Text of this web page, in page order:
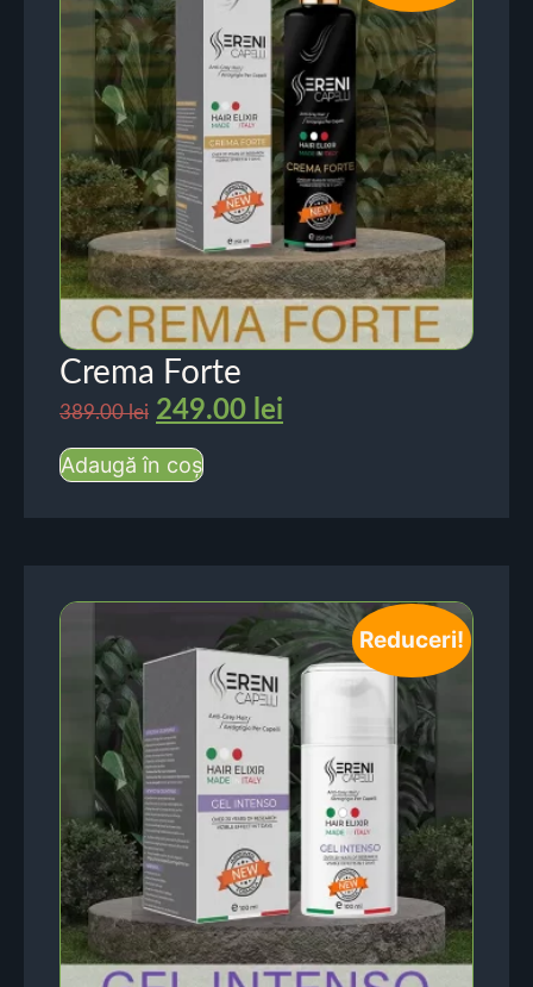
Crema Forte
389.00lei 249.00 lei
Adaugă în coș
Reduceri!